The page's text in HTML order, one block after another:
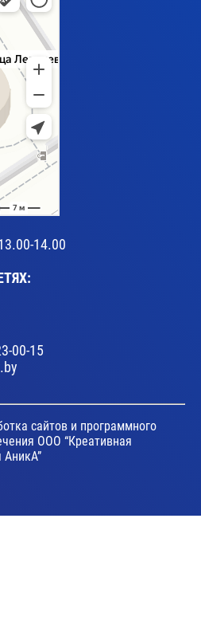
14.00
00-15
сайтов и программного
ООО “Креативная
АникА”